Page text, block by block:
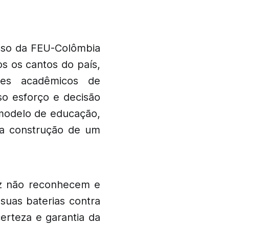
da FEU-Colômbia
os cantos do país,
acadêmicos de
esforço e decisão
de educação,
construção de um
não reconhecem e
baterias contra
e garantia da